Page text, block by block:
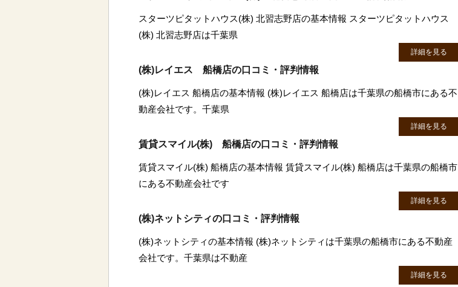
スターツピタットハウス(株) 北習志野店の基本情報 スターツピタットハウス
(株) 北習志野店は千葉県
詳細を見る
(株)レイエス 船橋店の口コミ・評判情報
(株)レイエス 船橋店の基本情報 (株)レイエス 船橋店は千葉県の船橋市にある不
動産会社です。千葉県
詳細を見る
賃貸スマイル(株) 船橋店の口コミ・評判情報
賃貸スマイル(株) 船橋店の基本情報 賃貸スマイル(株) 船橋店は千葉県の船橋市
にある不動産会社です
詳細を見る
(株)ネットシティの口コミ・評判情報
(株)ネットシティの基本情報 (株)ネットシティは千葉県の船橋市にある不動産
会社です。千葉県は不動産
詳細を見る